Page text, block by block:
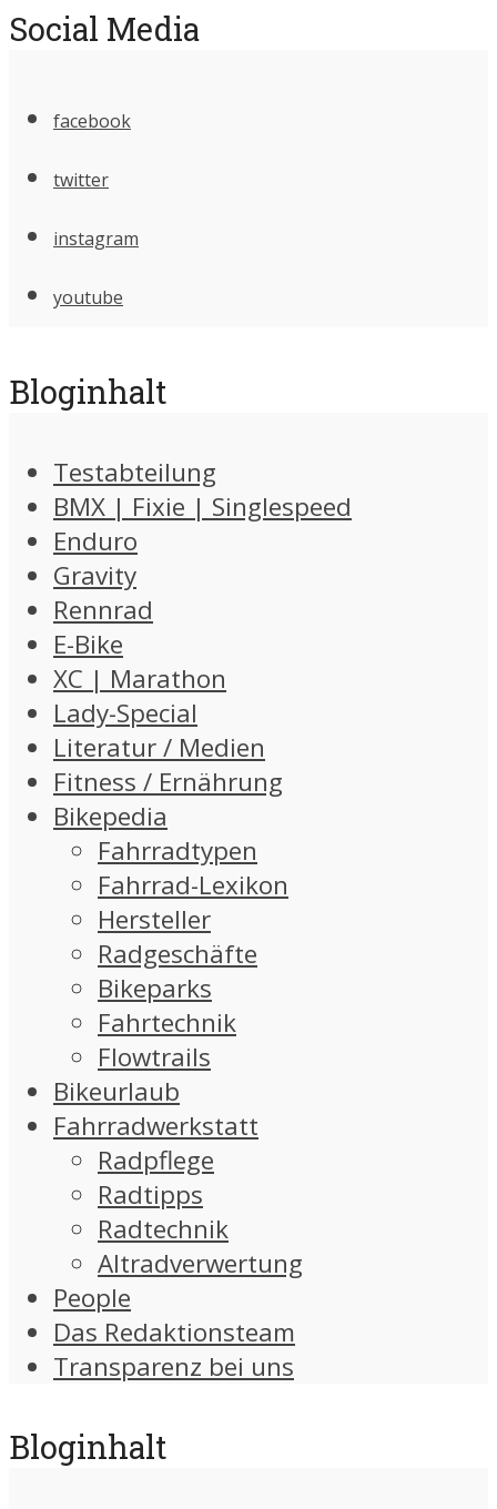
Social Media
facebook
twitter
instagram
youtube
Bloginhalt
Testabteilung
BMX | Fixie | Singlespeed
Enduro
Gravity
Rennrad
E-Bike
XC | Marathon
Lady-Special
Literatur / Medien
Fitness / Ernährung
Bikepedia
Fahrradtypen
Fahrrad-Lexikon
Hersteller
Radgeschäfte
Bikeparks
Fahrtechnik
Flowtrails
Bikeurlaub
Fahrradwerkstatt
Radpflege
Radtipps
Radtechnik
Altradverwertung
People
Das Redaktionsteam
Transparenz bei uns
Bloginhalt